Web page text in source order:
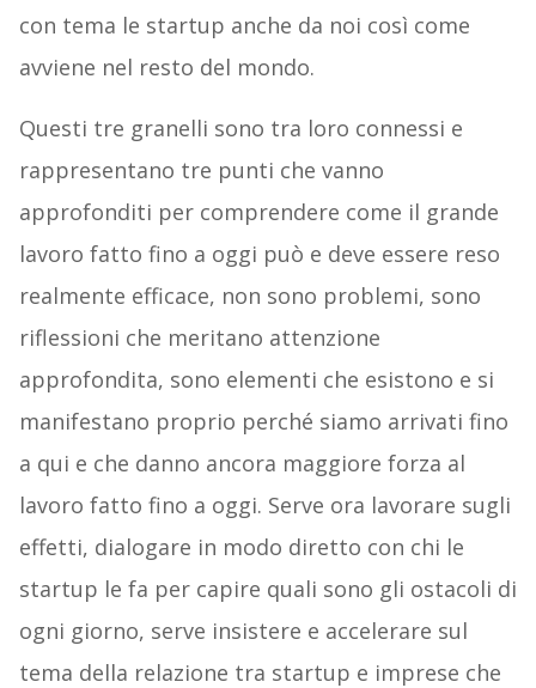
con tema le startup anche da noi così come
avviene nel resto del mondo.
Questi tre granelli sono tra loro connessi e
rappresentano tre punti che vanno
approfonditi per comprendere come il grande
lavoro fatto fino a oggi può e deve essere reso
realmente efficace, non sono problemi, sono
riflessioni che meritano attenzione
approfondita, sono elementi che esistono e si
manifestano proprio perché siamo arrivati fino
a qui e che danno ancora maggiore forza al
lavoro fatto fino a oggi. Serve ora lavorare sugli
effetti, dialogare in modo diretto con chi le
startup le fa per capire quali sono gli ostacoli di
ogni giorno, serve insistere e accelerare sul
tema della relazione tra startup e imprese che